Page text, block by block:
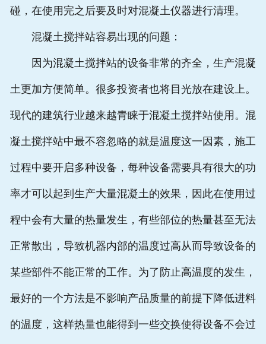
碰，在使用完之后要及时对混凝土仪器进行清理。
混凝土搅拌站容易出现的问题：
因为混凝土搅拌站的设备非常的齐全，生产混凝
土更加方便简单。很多投资者也将目光放在建设上。
现代的建筑行业越来越青睐于混凝土搅拌站使用。混
凝土搅拌站中最不容忽略的就是温度这一因素，施工
过程中要开启多种设备，每种设备需要具有很大的功
率才可以起到生产大量混凝土的效果，因此在使用过
程中会有大量的热量发生，有些部位的热量甚至无法
正常散出，导致机器内部的温度过高从而导致设备的
某些部件不能正常的工作。为了防止高温度的发生，
最好的一个方法是不影响产品质量的前提下降低进料
的温度，这样热量也能得到一些交换使得设备不会过